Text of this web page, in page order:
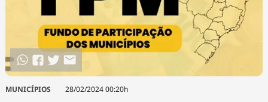
MUNICÍPIOS 28/02/2024 00:20h